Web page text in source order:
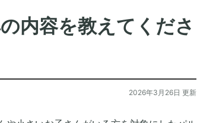
内容を教えてくださ
2026年3月26日 更新